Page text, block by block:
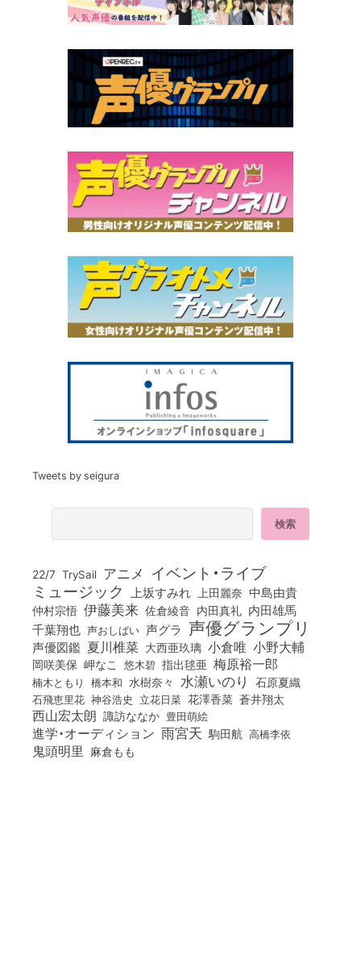
Tweets by seigura
22/7 TrySail アニメ イベント・ライブ
ミュージック 上坂すみれ 上田麗奈 中島由貴
仲村宗悟 伊藤美来 佐倉綾音 内田真礼 内田雄馬
千葉翔也 声おしばい 声グラ 声優グランプリ
声優図鑑 夏川椎菜 大西亜玖璃 小倉唯 小野大輔
岡咲美保 岬なこ 悠木碧 指出毬亜 梅原裕一郎
楠木ともり 橋本和 水樹奈々 水瀬いのり 石原夏織
石飛恵里花 神谷浩史 立花日菜 花澤香菜 蒼井翔太
西山宏太朗 諏訪ななか 豊田萌絵
進学・オーディション 雨宮天 駒田航 高橋李依
鬼頭明里 麻倉もも